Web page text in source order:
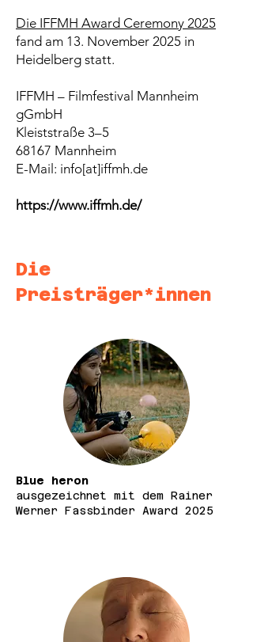
Die IFFMH Award Ceremony 2025
fand am 13. November 2025 in
Heidelberg statt.
IFFMH – Filmfestival Mannheim
gGmbH
Kleiststraße 3–5
68167 Mannheim
E-Mail: info[at]iffmh.de
https://www.iffmh.de/
Die
Preisträger*innen
Blue heron
ausgezeichnet mit dem Rainer
Werner Fassbinder Award 2025